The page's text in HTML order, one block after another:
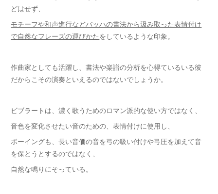
どはせず、
モチーフや和声進行などバッハの書法から汲み取った表情付け
で自然なフレーズの運びかたをしているような印象。
作曲家としても活躍し、書法や楽譜の分析を心得ているいる彼
だからこその演奏といえるのではないでしょうか。
ビブラートは、濃く歌うためのロマン派的な使い方ではなく、
音色を変化させたい音のための、表情付けに使用し、
ボーイングも、長い音価の音を弓の吸い付けや弓圧を加えて音
を保とうとするのではなく、
自然な鳴りにそっている。